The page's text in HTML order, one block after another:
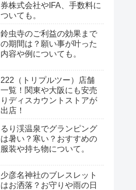
券株式会社やIFA、手数料に
ついても。
鈴虫寺のご利益の効果まで
の期間は？願い事が叶った
内容や例についても。
222（トリプルツー）店舗
一覧！関東や大阪にも安売
りディスカウントストアが
出店！
るり渓温泉でグランピング
は暑い？寒い？おすすめの
服装や持ち物について。
少彦名神社のブレスレット
はお洒落？お守りや雨の日